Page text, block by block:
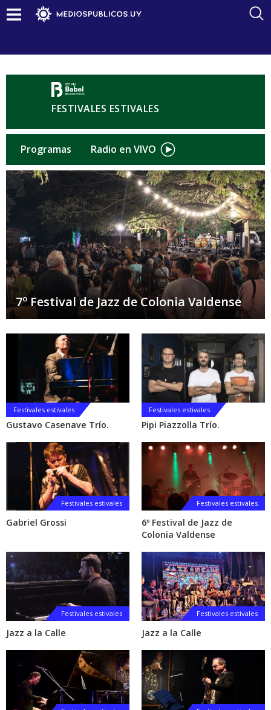
FESTIVALES ESTIVALES
Programas Radio en VIVO
7º Festival de Jazz de Colonia Valdense
Festivales estivales
Gustavo Casenave Trío.
Festivales estivales
Pipi Piazzolla Trío.
Festivales estivales
Gabriel Grossi
Festivales estivales
6º Festival de Jazz de
Colonia Valdense
Festivales estivales
Jazz a la Calle
Festivales estivales
Jazz a la Calle